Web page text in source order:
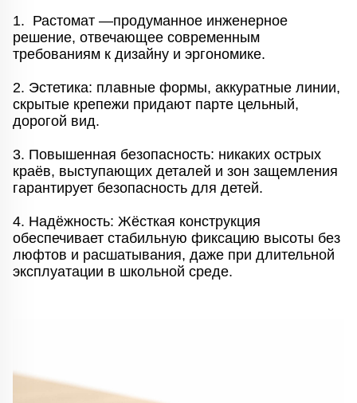
1. Растомат —продуманное инженерное
решение, отвечающее современным
требованиям к дизайну и эргономике.
2. Эстетика: плавные формы, аккуратные линии,
скрытые крепежи придают парте цельный,
дорогой вид.
3. Повышенная безопасность: никаких острых
краёв, выступающих деталей и зон защемления
гарантирует безопасность для детей.
4. Надёжность: Жёсткая конструкция
обеспечивает стабильную фиксацию высоты без
люфтов и расшатывания, даже при длительной
эксплуатации в школьной среде.